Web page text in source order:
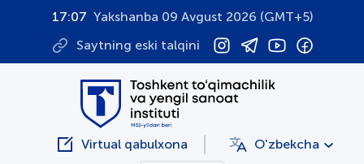
17:07 Yakshanba 09 Avgust 2026 (GMT+5)
Saytning eski talqini
Virtual qabulxona O'zbekcha